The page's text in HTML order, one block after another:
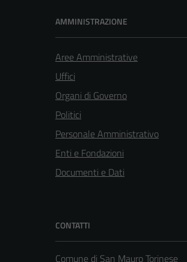
AMMINISTRAZIONE
Aree Amministrative
Uffici
Organi di Governo
Politici
Personale Amministrativo
Enti e Fondazioni
Documenti e Dati
CONTATTI
Comune di San Mauro Torinese